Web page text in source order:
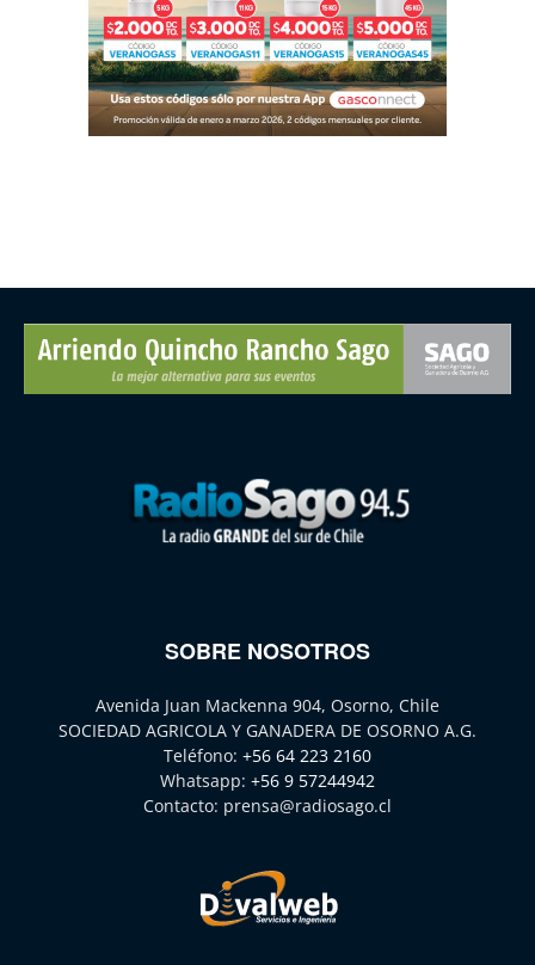
SOBRE NOSOTROS
Avenida Juan Mackenna 904, Osorno, Chile
SOCIEDAD AGRICOLA Y GANADERA DE OSORNO A.G.
Teléfono: +56 64 223 2160
Whatsapp: +56 9 57244942
Contacto: prensa@radiosago.cl